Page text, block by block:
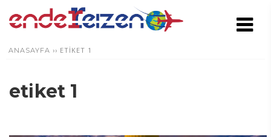
ANASAYFA ›› ETIKET 1
etiket 1